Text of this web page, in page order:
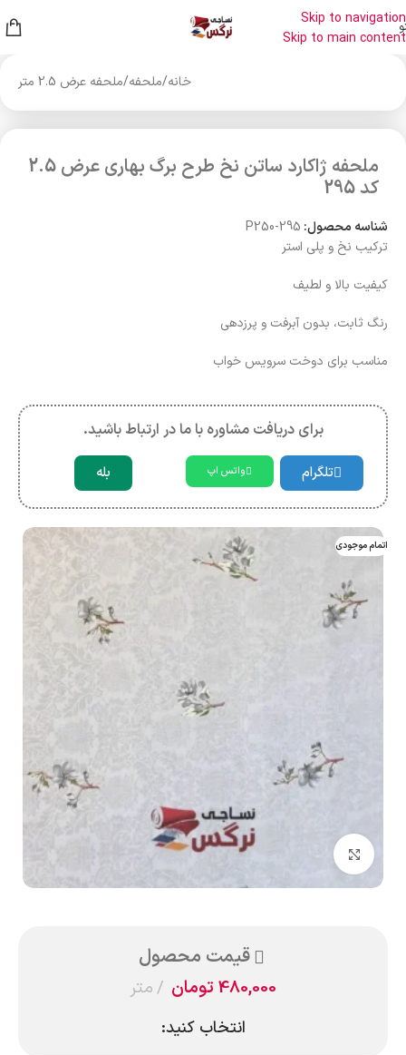
Skip to navigation
Skip to main content
خانه/ملحفه/ملحفه عرض 2.5 متر
ملحفه ژاکارد ساتن نخ طرح برگ بهاری عرض 2.5
کد 295
شناسه محصول: P250-295
ترکیب نخ و پلی استر
کیفیت بالا و لطیف
رنگ ثابت، بدون آبرفت و پرزدهی
مناسب برای دوخت سرویس خواب
برای دریافت مشاوره با ما در ارتباط باشید.
تلگرام واتس اپ بله
اتمام موجودی
بزرگنمایی تصویر
قیمت محصول
480,000تومان متر
انتخاب کنید: